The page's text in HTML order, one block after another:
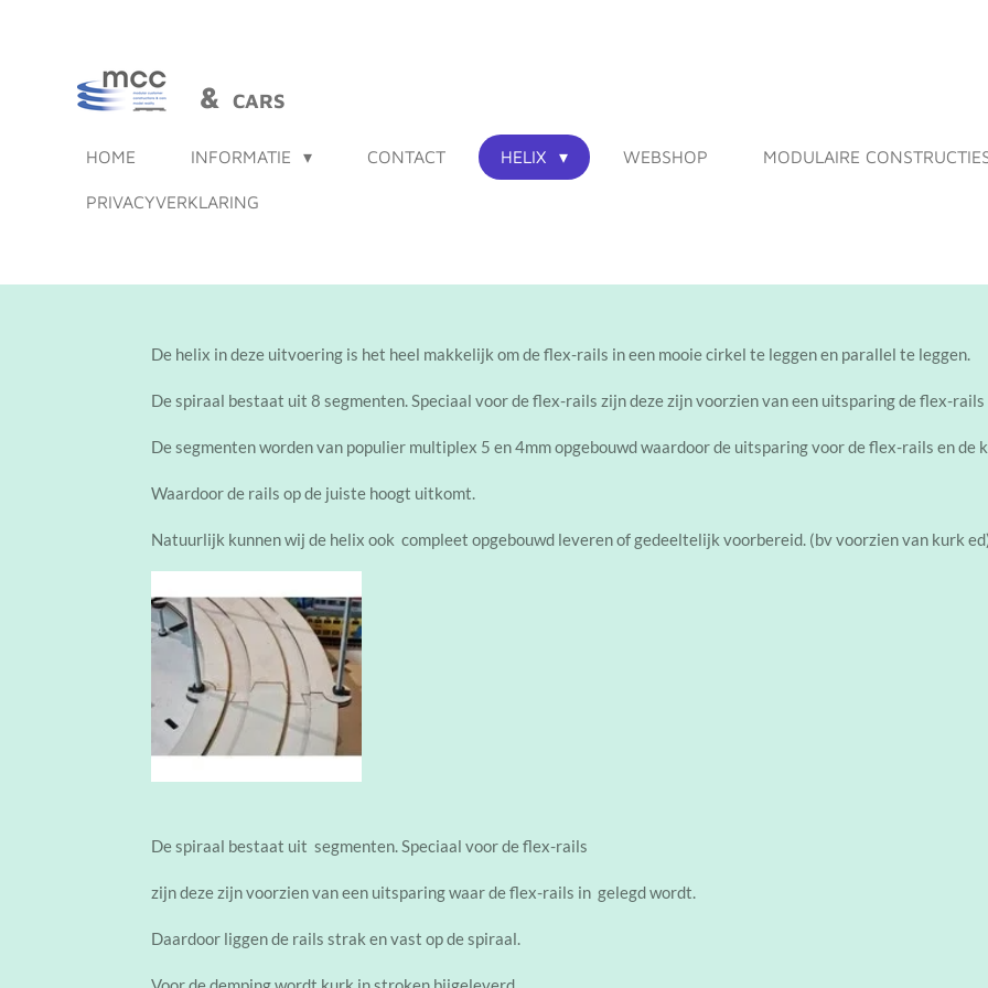
& CARS
HOME INFORMATIE CONTACT HELIX WEBSHOP MODULAIRE
PRIVACYVERKLARING
De helix in deze uitvoering is het heel makkelijk om de flex-rails in een mooie cirkel te leggen en parallel te leggen.
De spiraal bestaat uit 8 segmenten. Speciaal voor de flex-rails zijn deze zijn voorzien van een uitsparing de flex-
De segmenten worden van populier multiplex 5 en 4mm opgebouwd waardoor de uitsparing voor de flex-rails en de
Waardoor de rails op de juiste hoogt uitkomt.
Natuurlijk kunnen wij de helix ook compleet opgebouwd leveren of gedeeltelijk voorbereid. (bv voorzien van kurk
De spiraal bestaat uit segmenten. Speciaal voor de flex-rails
zijn deze zijn voorzien van een uitsparing waar de flex-rails in gelegd wordt.
Daardoor liggen de rails strak en vast op de spiraal.